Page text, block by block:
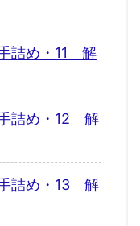
詰め・11 解
詰め・12 解
詰め・13 解